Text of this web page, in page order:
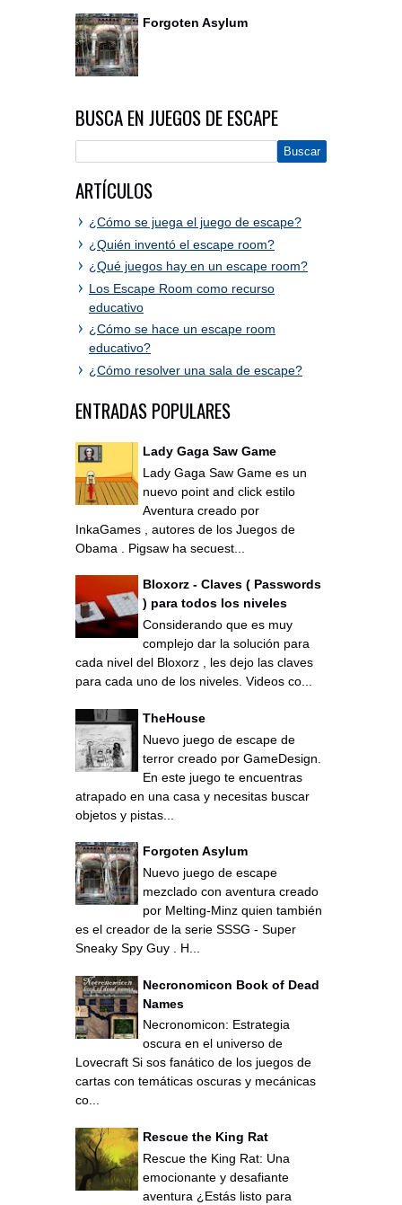
Forgoten Asylum
BUSCA EN JUEGOS DE ESCAPE
ARTÍCULOS
¿Cómo se juega el juego de escape?
¿Quién inventó el escape room?
¿Qué juegos hay en un escape room?
Los Escape Room como recurso
educativo
¿Cómo se hace un escape room
educativo?
¿Cómo resolver una sala de escape?
ENTRADAS POPULARES
Lady Gaga Saw Game
Lady Gaga Saw Game es un
nuevo point and click estilo
Aventura creado por
InkaGames , autores de los Juegos de
Obama . Pigsaw ha secuest...
Bloxorz - Claves ( Passwords
) para todos los niveles
Considerando que es muy
complejo dar la solución para
cada nivel del Bloxorz , les dejo las claves
para cada uno de los niveles. Videos co...
TheHouse
Nuevo juego de escape de
terror creado por GameDesign.
En este juego te encuentras
atrapado en una casa y necesitas buscar
objetos y pistas...
Forgoten Asylum
Nuevo juego de escape
mezclado con aventura creado
por Melting-Minz quien también
es el creador de la serie SSSG - Super
Sneaky Spy Guy . H...
Necronomicon Book of Dead
Names
Necronomicon: Estrategia
oscura en el universo de
Lovecraft Si sos fanático de los juegos de
cartas con temáticas oscuras y mecánicas
co...
Rescue the King Rat
Rescue the King Rat: Una
emocionante y desafiante
aventura ¿Estás listo para